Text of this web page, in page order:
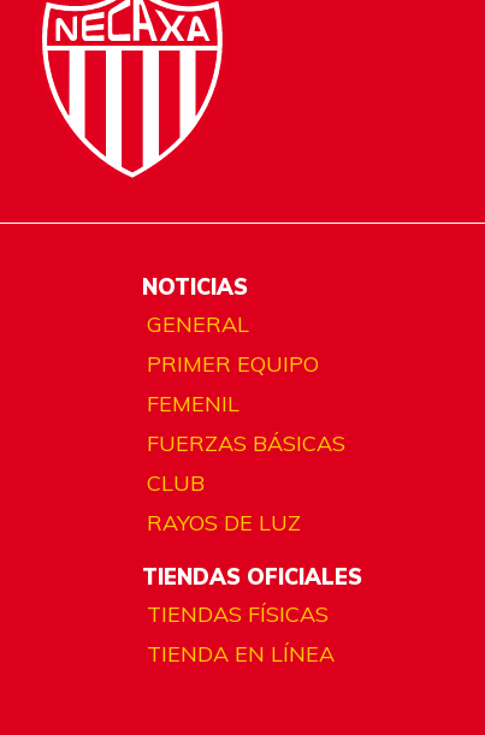
NOTICIAS
GENERAL
PRIMER EQUIPO
FEMENIL
FUERZAS BÁSICAS
CLUB
RAYOS DE LUZ
TIENDAS OFICIALES
TIENDAS FÍSICAS
TIENDA EN LÍNEA